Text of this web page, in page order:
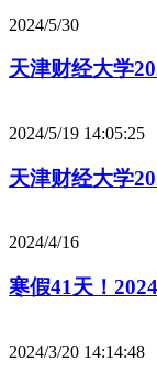
2024/5/30
天津财经大学
2024/5/19 14:05:25
天津财经大学
2024/4/16
寒假41天！
2024/3/20 14:14:48